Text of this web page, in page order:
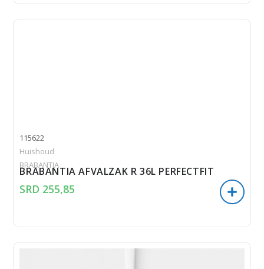
115622
Huishoud
BRABANTIA
BRABANTIA AFVALZAK R 36L PERFECTFIT
SRD 255,85